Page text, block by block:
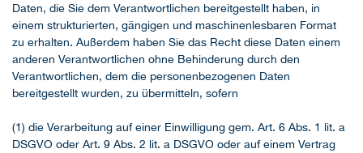
Daten, die Sie dem Verantwortlichen bereitgestellt haben, in
einem strukturierten, gängigen und maschinenlesbaren Format
zu erhalten. Außerdem haben Sie das Recht diese Daten einem
anderen Verantwortlichen ohne Behinderung durch den
Verantwortlichen, dem die personenbezogenen Daten
bereitgestellt wurden, zu übermitteln, sofern
(1) die Verarbeitung auf einer Einwilligung gem. Art. 6 Abs. 1 lit. a
DSGVO oder Art. 9 Abs. 2 lit. a DSGVO oder auf einem Vertrag